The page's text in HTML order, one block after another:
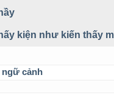
kiện như kiến thấy
ngữ cảnh